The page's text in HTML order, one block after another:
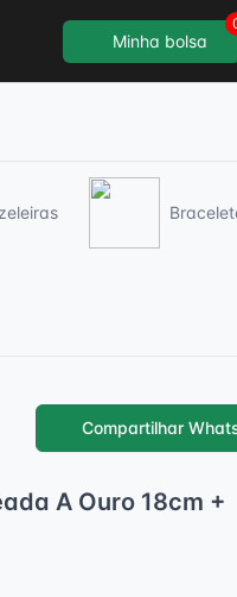
Minha bolsa
Compartilhar
A Ouro 18cm +